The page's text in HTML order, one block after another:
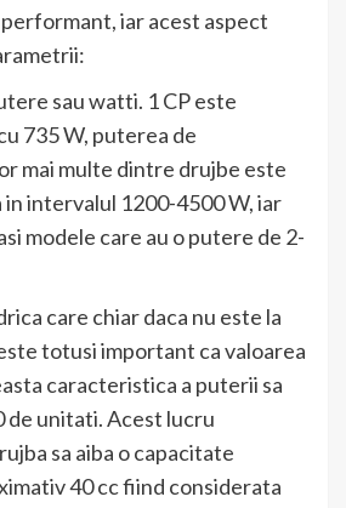
iar acest aspect
sau watti. 1 CP este
735 W, puterea de
mai multe dintre drujbe este
intervalul 1200-4500 W, iar
modele care au o putere de 2-
care chiar daca nu este la
totusi important ca valoarea
caracteristica a puterii sa
de unitati. Acest lucru
sa aiba o capacitate
40 cc fiind considerata